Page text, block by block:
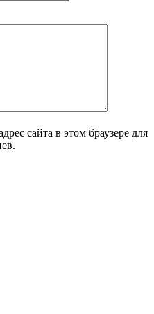
сайта в этом браузере для